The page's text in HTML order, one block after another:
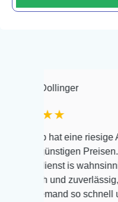
eine riesige Auswahl
Preisen. Der
is wahnsinnig
zuverlässig, noch
so schnell und